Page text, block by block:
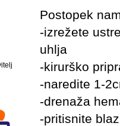
Postopek
-izrežete
uhlja
-kirurško
-naredite 1-
-drenaža
-pritisnite